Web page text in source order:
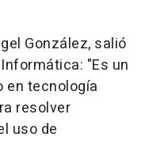
González, salió
"Es un
en tecnología
resolver
uso de